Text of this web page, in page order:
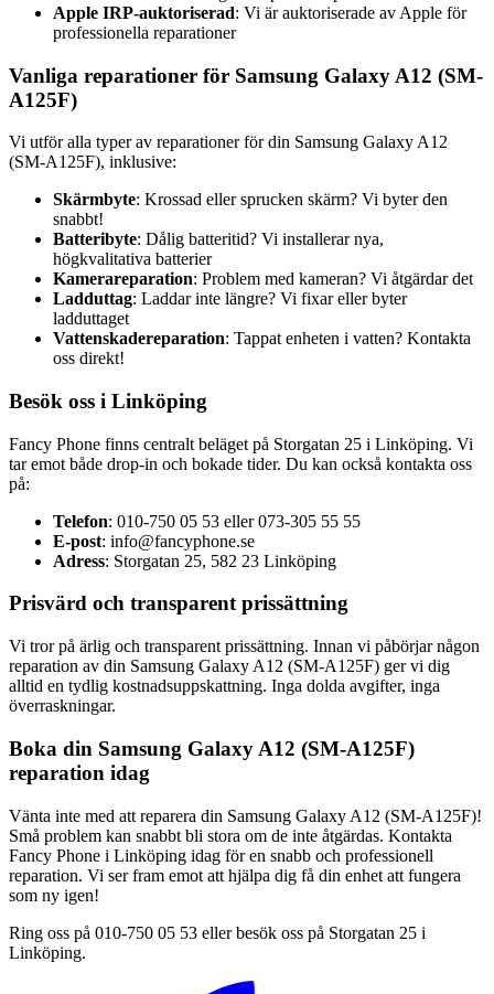
Apple IRP-auktoriserad: Vi är auktoriserade av Apple för
professionella reparationer
Vanliga reparationer för Samsung Galaxy A12 (SM-
A125F)
Vi utför alla typer av reparationer för din Samsung Galaxy A12
(SM-A125F), inklusive:
Skärmbyte: Krossad eller sprucken skärm? Vi byter den
snabbt!
Batteribyte: Dålig batteritid? Vi installerar nya,
högkvalitativa batterier
Kamerareparation: Problem med kameran? Vi åtgärdar det
Ladduttag: Laddar inte längre? Vi fixar eller byter
ladduttaget
Vattenskadereparation: Tappat enheten i vatten? Kontakta
oss direkt!
Besök oss i Linköping
Fancy Phone finns centralt beläget på Storgatan 25 i Linköping. Vi
tar emot både drop-in och bokade tider. Du kan också kontakta oss
på:
Telefon: 010-750 05 53 eller 073-305 55 55
E-post: info@fancyphone.se
Adress: Storgatan 25, 582 23 Linköping
Prisvärd och transparent prissättning
Vi tror på ärlig och transparent prissättning. Innan vi påbörjar någon
reparation av din Samsung Galaxy A12 (SM-A125F) ger vi dig
alltid en tydlig kostnadsuppskattning. Inga dolda avgifter, inga
överraskningar.
Boka din Samsung Galaxy A12 (SM-A125F)
reparation idag
Vänta inte med att reparera din Samsung Galaxy A12 (SM-A125F)!
Små problem kan snabbt bli stora om de inte åtgärdas. Kontakta
Fancy Phone i Linköping idag för en snabb och professionell
reparation. Vi ser fram emot att hjälpa dig få din enhet att fungera
som ny igen!
Ring oss på 010-750 05 53 eller besök oss på Storgatan 25 i
Linköping.